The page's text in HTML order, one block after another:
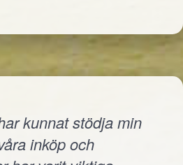
kunnat stödja min
inköp och